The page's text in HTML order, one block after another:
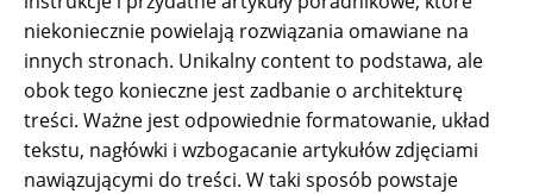
niekoniecznie powielają rozwiązania omawiane na
innych stronach. Unikalny content to podstawa, ale
obok tego konieczne jest zadbanie o architekturę
treści. Ważne jest odpowiednie formatowanie, układ
tekstu, nagłówki i wzbogacanie artykułów zdjęciami
nawiązującymi do treści. W taki sposób powstaje